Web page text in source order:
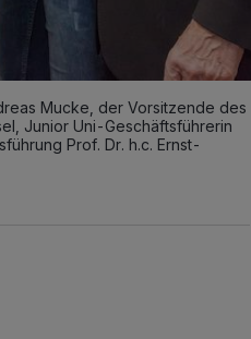
Mucke, der Vorsitzende des
Junior Uni-Geschäftsführerin
Prof. Dr. h.c. Ernst-